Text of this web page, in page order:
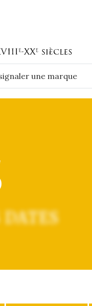
une marque